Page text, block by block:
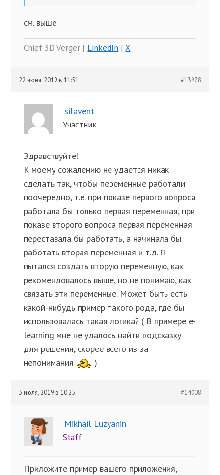
см. выше
Chief 3D Verger | LinkedIn |X
22 июня, 2019 в 11:51 #13978
silavent
Участник
Здравствуйте!
К моему сожалению не удается никак
сделать так, чтобы переменные работали
поочередно, т.е. при показе первого вопроса
работала бы только первая переменная, при
показе второго вопроса первая переменная
переставала бы работать, а начинала бы
работать вторая переменная и т.д. Я
пытался создать вторую переменную, как
рекомендовалось выше, но не понимаю, как
связать эти переменные. Может быть есть
какой-нибудь пример такого рода, где бы
использовалась такая логика? ( В примере e-
learning мне не удалось найти подсказку
для решения, скорее всего из-за
непонимания
)
3 июля, 2019 в 10:25 #14008
Mikhail Luzyanin
Staff
Приложите пример вашего приложения,